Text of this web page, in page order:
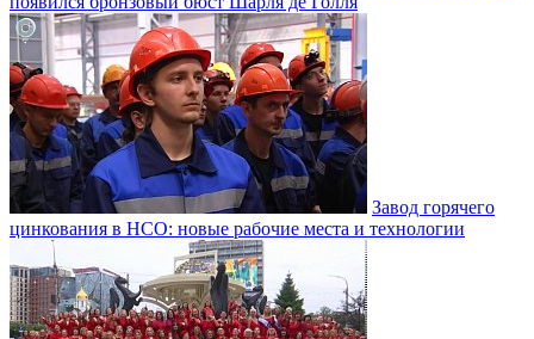
Завод горячего
цинкования в НСО: новые рабочие места и технологии